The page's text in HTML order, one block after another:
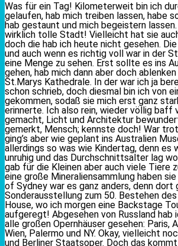
Was für ein Tag! Kilometerweit bin ich
gelaufen, hab mich treiben lassen, habe
hab gestaunt und mich begeistern
wirklich tolle Stadt! Vielleicht hat sie
doch die hab ich heute nicht gesehen.
und auch wenn es richtig voll war in der
eine Menge zu sehen. Erst sollte es ins
gehen, hab mich dann aber doch
St.Marys Kathedrale. In der war ich ja
schon schrieb, doch diesmal bin ich von
gekommen, sodaß sie mich erst ganz
erinnerte. Ich also rein, wieder völlig baff
gemacht, Licht und Architektur
gemerkt, Mensch; kennste doch! War
ging’s aber wie geplant ins Australien
allerdings so was wie Kindertag, denn es
unruhig und das Durchschnittsalter lag
gab für die Kleinen aber auch viele Tiere
eine große Mineraliensammlung haben
of Sydney war es ganz anders, denn dort
Sonderausstellung zum 50. Bestehen
House, wo ich morgen eine Backstage
aufgeregt! Abgesehen von Russland hab
alle großen Opernhäuser gesehen: Paris,
Wien, Palermo und NY. Okay, vielleicht
und Berliner Staatsoper. Doch das